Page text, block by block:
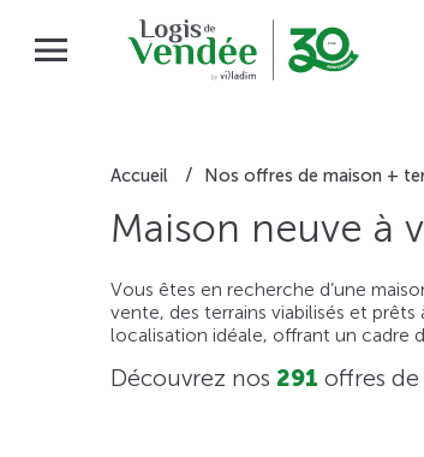
Accueil Nos offres de maison +
Maison neuve à
Vous êtes en recherche d’une
vente, des terrains viabilisés et
localisation idéale, offrant un cadre
Découvrez nos 291 offres